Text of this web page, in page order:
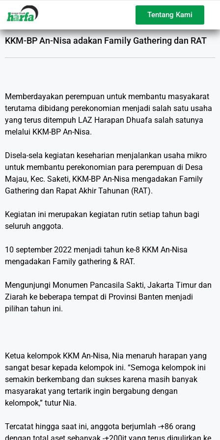
Tentang Kami
KKM-BP An-Nisa adakan Family Gathering dan RAT
Memberdayakan perempuan untuk membantu masyakarat
terutama dibidang perekonomian menjadi salah satu usaha
yang terus ditempuh LAZ Harapan Dhuafa salah satunya
melalui KKM-BP An-Nisa.
Disela-sela kegiatan keseharian menjalankan usaha mikro
untuk membantu perekonomian para perempuan di Desa
Majau, Kec. Saketi, KKM-BP An-Nisa mengadakan Family
Gathering dan Rapat Akhir Tahunan (RAT).
Kegiatan ini merupakan kegiatan rutin setiap tahun bagi
seluruh anggota.
10 september 2022 menjadi tahun ke-8 KKM An-Nisa
mengadakan Family gathering & RAT.
Mengunjungi Monumen Pancasila Sakti, Jakarta Timur dan
Ziarah ke beberapa tempat di Provinsi Banten menjadi
pilihan tahun ini.
Ketua kelompok KKM An-Nisa, Nia menaruh harapan yang
sangat besar kepada kelompok ini. “Semoga kelompok ini
semakin berkembang dan sukses karena masih banyak
masyarakat yang tertarik ingin bergabung dengan
kelompok,” tutur Nia.
Tercatat hingga saat ini, anggota berjumlah -+86 orang